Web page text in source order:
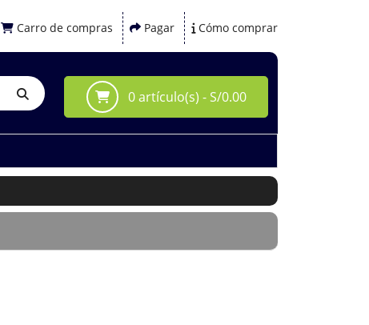
Carro de compras Pagar Cómo comprar
0 artículo(s) - S/0.00